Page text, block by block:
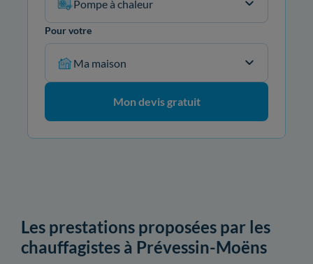
Pompe à chaleur
Pour votre
Ma maison
Mon devis gratuit
Les prestations proposées par les
chauffagistes à Prévessin-Moëns